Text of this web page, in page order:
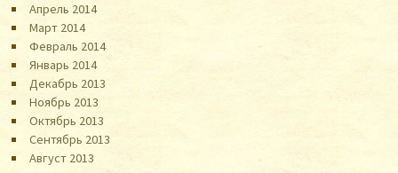
Апрель 2014
Март 2014
Февраль 2014
Январь 2014
Декабрь 2013
Ноябрь 2013
Октябрь 2013
Сентябрь 2013
Август 2013